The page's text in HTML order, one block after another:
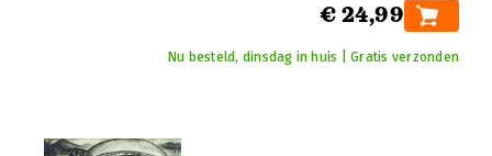
€ 24,99
Nu besteld, dinsdag in huis | Gratis verzonden